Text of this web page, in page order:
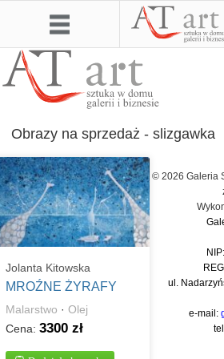
Obrazy na sprzedaż - slizgawka
Jolanta Kitowska
MROŹNE ŻYRAFY
Malarstwo · Olej
Cena: 3300 zł
© 2026 Galeria
ul.
e-mail: